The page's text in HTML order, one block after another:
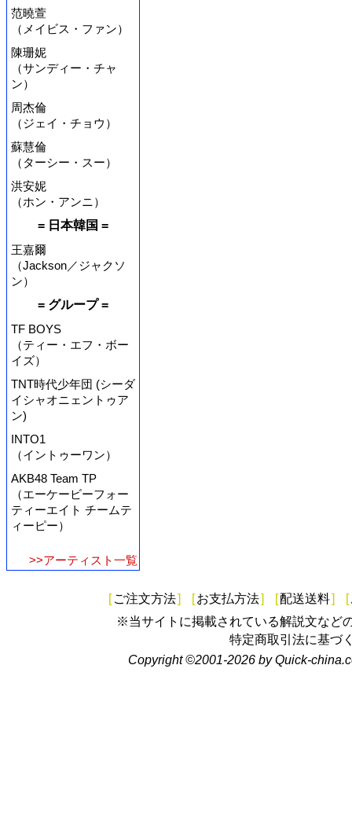
范曉萱
（メイビス・ファン）
陳珊妮
（サンディー・チャ
ン）
周杰倫
（ジェイ・チョウ）
蘇慧倫
（ターシー・スー）
洪安妮
（ホン・アンニ）
= 日本韓国 =
王嘉爾
（Jackson／ジャクソ
ン）
= グループ =
TF BOYS
（ティー・エフ・ボー
イズ）
TNT時代少年団 (シーダ
イシャオニェントゥア
ン)
INTO1
（イントゥーワン）
AKB48 Team TP
（エーケービーフォー
ティーエイト チームテ
ィーピー）
>>アーティスト一覧
[ ご注文方法] [お支払方法] [配送送料] [
※当サイトに掲載されている解説文など
特定商取引法に基づ
Copyright ©2001-2026 by Quick-